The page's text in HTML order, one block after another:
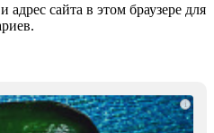
сайта в этом браузере для
i